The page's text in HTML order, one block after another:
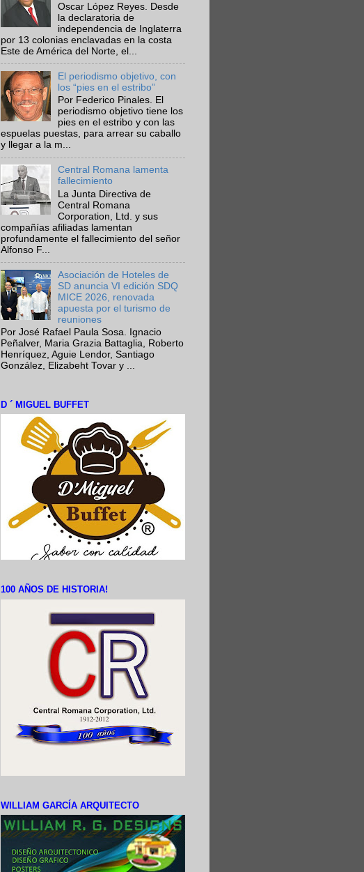
Oscar López Reyes. Desde
la declaratoria de
independencia de Inglaterra
por 13 colonias enclavadas en la costa
Este de América del Norte, el...
El periodismo objetivo, con
los “pies en el estribo”
Por Federico Pinales. El
periodismo objetivo tiene los
pies en el estribo y con las
espuelas puestas, para arrear su caballo
y llegar a la m...
Central Romana lamenta
fallecimiento
La Junta Directiva de
Central Romana
Corporation, Ltd. y sus
compañías afiliadas lamentan
profundamente el fallecimiento del señor
Alfonso F...
Asociación de Hoteles de
SD anuncia VI edición SDQ
MICE 2026, renovada
apuesta por el turismo de
reuniones
Por José Rafael Paula Sosa. Ignacio
Peñalver, Maria Grazia Battaglia, Roberto
Henríquez, Aguie Lendor, Santiago
González, Elizabeht Tovar y ...
D ´ MIGUEL BUFFET
100 AÑOS DE HISTORIA!
WILLIAM GARCÍA ARQUITECTO